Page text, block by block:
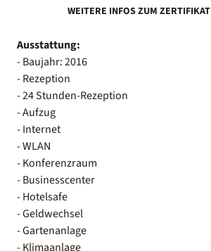
WEITERE INFOS ZUM ZERTIFIKAT
Ausstattung:
- Baujahr: 2016
- Rezeption
- 24 Stunden-Rezeption
- Aufzug
- Internet
- WLAN
- Konferenzraum
- Businesscenter
- Hotelsafe
- Geldwechsel
- Gartenanlage
- Klimaanlage